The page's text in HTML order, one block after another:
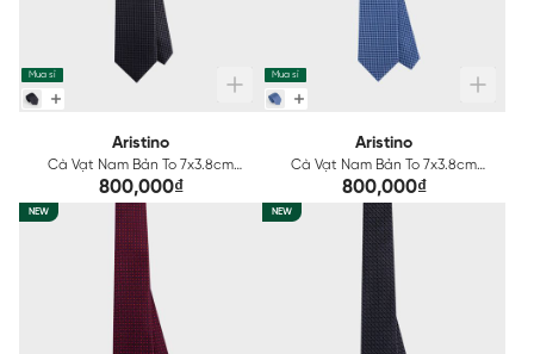
Mua sỉ
Aristino
Cà Vạt Nam Bản To 7x3.8cm
Aristino ATI0030S2
800,000₫
Mua sỉ
Aristino
Cà Vạt Nam Bản To 7x3.8cm
Aristino ATI0040S2
800,000₫
NEW NEW